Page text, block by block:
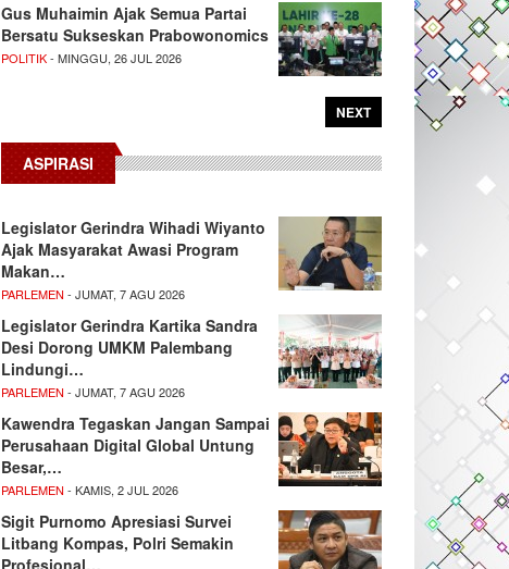
Gus Muhaimin Ajak Semua Partai
Bersatu Sukseskan Prabowonomics
POLITIK- MINGGU, 26 JUL 2026
NEXT
ASPIRASI
Legislator Gerindra Wihadi Wiyanto
Ajak Masyarakat Awasi Program
Makan…
PARLEMEN - JUMAT, 7 AGU 2026
Legislator Gerindra Kartika Sandra
Desi Dorong UMKM Palembang
Lindungi…
PARLEMEN - JUMAT, 7 AGU 2026
Kawendra Tegaskan Jangan Sampai
Perusahaan Digital Global Untung
Besar,…
PARLEMEN - KAMIS, 2 JUL 2026
Sigit Purnomo Apresiasi Survei
Litbang Kompas, Polri Semakin
Profesional…